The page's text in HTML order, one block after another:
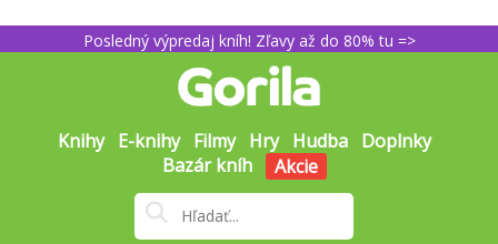
Posledný výpredaj kníh! Zľavy až do 80% tu =>
Knihy E-knihy Filmy Hry Hudba Doplnky
Bazár kníh
Akcie